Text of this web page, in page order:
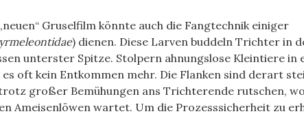
Gruselfilm könnte auch die Fangtechnik einiger
) dienen. Diese Larven buddeln Trichter in
unterster Spitze. Stolpern ahnungslose Kleintiere in
oft kein Entkommen mehr. Die Flanken sind derart
großer Bemühungen ans Trichterende rutschen,
Ameisenlöwen wartet. Um die Prozesssicherheit zu